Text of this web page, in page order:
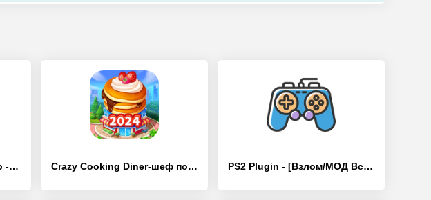
Танки Онлайн - PVP шутер - [Взлом/МОД Все открыто] Crazy Cooking Diner-шеф повара - [Взлом/МОД Все открыто] PS2 Plugin - [Взлом/МОД Все открыто]